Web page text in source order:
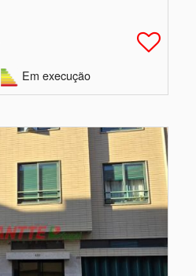
Em execução